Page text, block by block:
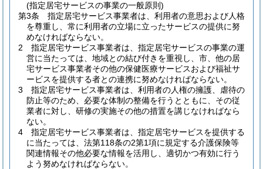
(指定居宅サービスの事業の一般原則)
第3条
指定居宅サービス事業者は、利用者の意思および人格
を尊重し、常に利用者の立場に立ったサービスの提供に努
めなければならない。
2
指定居宅サービス事業者は、指定居宅サービスの事業の運
営に当たっては、地域との結び付きを重視し、市、他の居
宅サービス事業者その他の保健医療サービスおよび福祉サ
ービスを提供する者との連携に努めなければならない。
3
指定居宅サービス事業者は、利用者の人権の擁護、虐待の
防止等のため、必要な体制の整備を行うとともに、その従
業者に対し、研修の実施その他の措置を講じなければなら
ない。
4
指定居宅サービス事業者は、指定居宅サービスを提供する
に当たっては、法第118条の2第1項に規定する介護保険等
関連情報その他必要な情報を活用し、適切かつ有効に行う
よう努めなければならない。